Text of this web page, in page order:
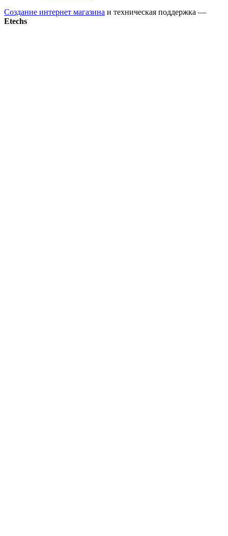
Создание интернет магазина и техническая поддержка —
Etechs